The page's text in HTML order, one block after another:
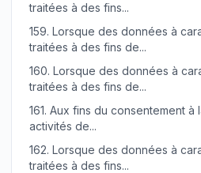
traitées à des fins...
159. Lorsque des données à
traitées à des fins de...
160. Lorsque des données à
traitées à des fins de...
161. Aux fins du consentement à
activités de...
162. Lorsque des données à
traitées à des fins...